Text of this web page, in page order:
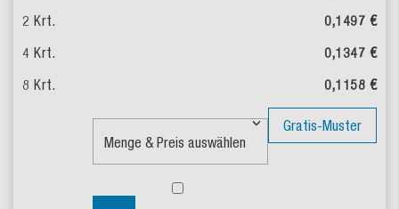
0,1497 €
0,1347 €
0,1158 €
Gratis-Muster